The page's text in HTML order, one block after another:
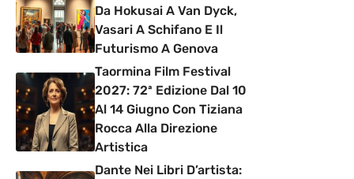
Da Hokusai A Van Dyck,
Vasari A Schifano E Il
Futurismo A Genova
Taormina Film Festival
2027: 72ª Edizione Dal 10
Al 14 Giugno Con Tiziana
Rocca Alla Direzione
Artistica
Dante Nei Libri D’artista: